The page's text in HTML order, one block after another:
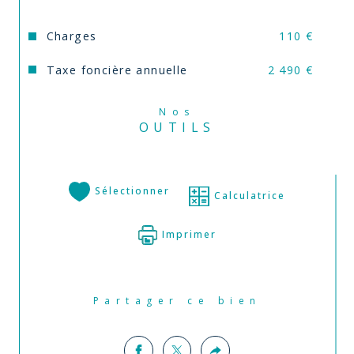
Charges 110 €
Taxe foncière annuelle 2 490 €
Nos
OUTILS
Sélectionner Calculatrice
Imprimer
Partager ce bien